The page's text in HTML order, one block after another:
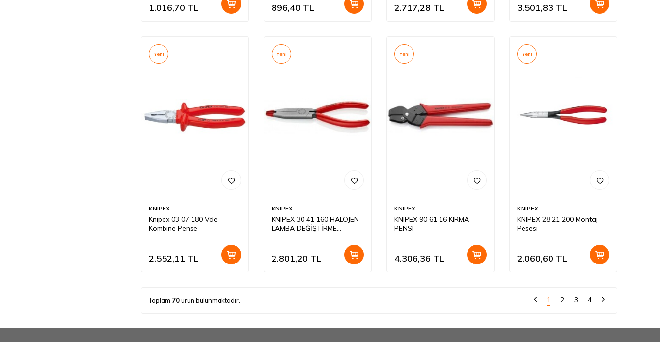
1.016,70 TL 896,40 TL 2.717,28 TL 3.501,83 TL
Yeni
KNIPEX
Knipex 03 07 180 Vde
Kombine Pense
2.552,11 TL
Yeni
KNIPEX
KNIPEX 30 41 160 HALOJEN
LAMBA DEĞİŞTİRME
2.801,20 TL
Yeni
KNIPEX
KNIPEX 90 61 16 KIRMA
PENSI
4.306,36 TL
Yeni
KNIPEX
KNIPEX 28 21 200 Montaj
Pesesi
2.060,60 TL
Toplam 70ürün bulunmaktadır. 1 2 3 4